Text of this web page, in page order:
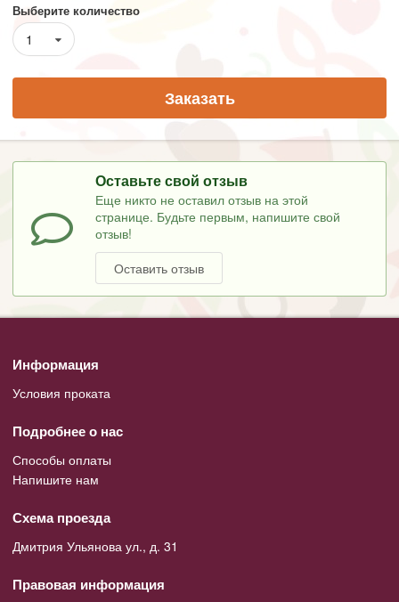
Выберите количество
1
Заказать
Оставьте свой отзыв
Еще никто не оставил отзыв на этой
странице. Будьте первым, напишите свой
отзыв!
Оставить отзыв
Информация
Условия проката
Подробнее о нас
Способы оплаты
Напишите нам
Схема проезда
Дмитрия Ульянова ул., д. 31
Правовая информация